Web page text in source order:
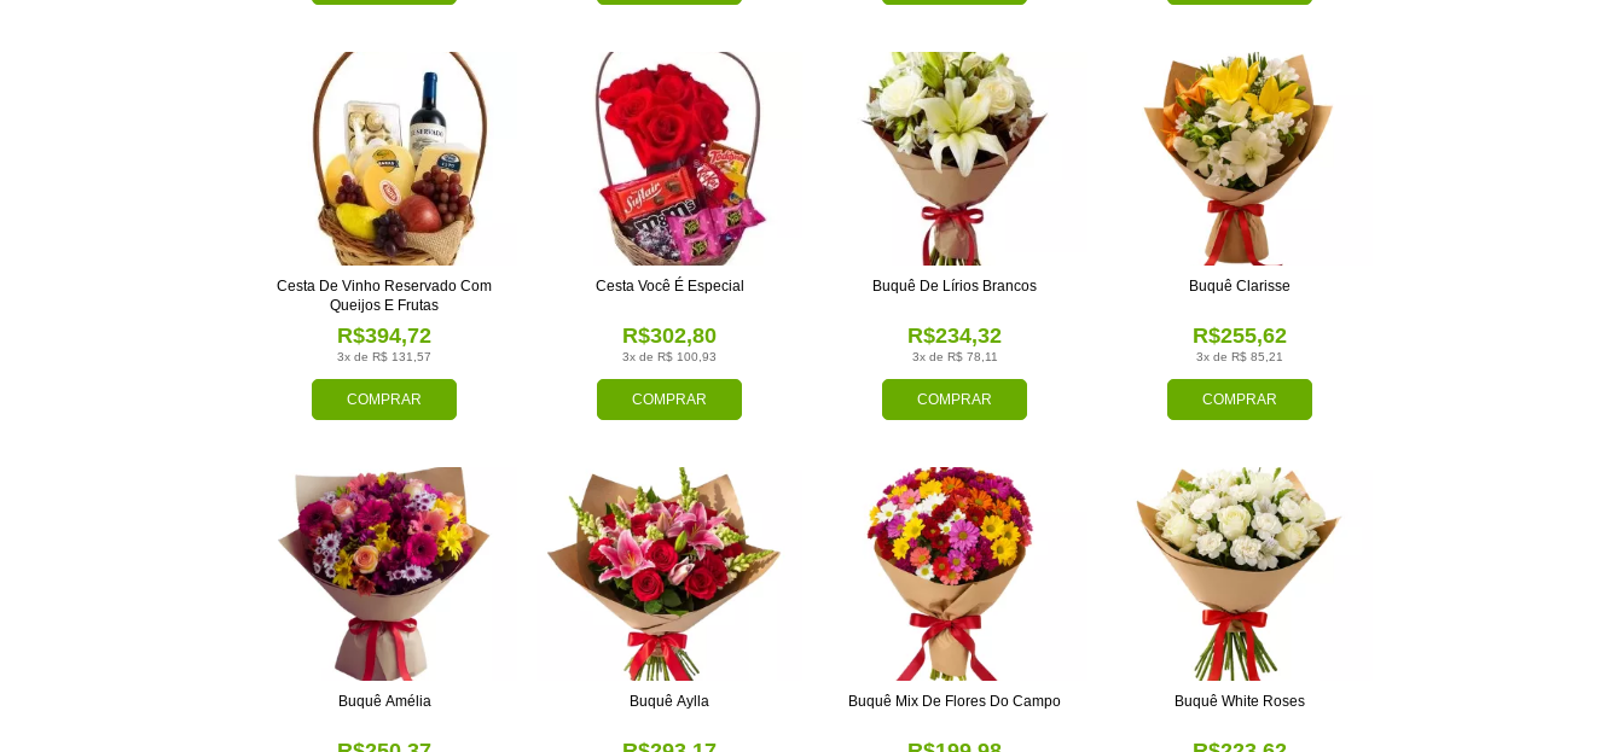
COMPRAR
3x de R$ 131,57
R$394,72
Cesta De Vinho Reservado Com
Queijos E Frutas
COMPRAR
3x de R$ 100,93
R$302,80
Cesta Você É Especial
COMPRAR
3x de R$ 78,11
R$234,32
Buquê De Lírios Brancos
COMPRAR
3x de R$ 85,21
R$255,62
Buquê Clarisse
Buquê Amélia Buquê Aylla Buquê Mix De Flores Do Campo Buquê White Roses